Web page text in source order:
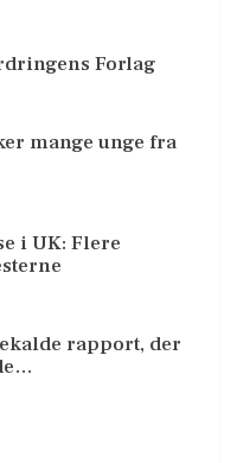
Forlag
mange unge fra
i UK: Flere
rapport, der